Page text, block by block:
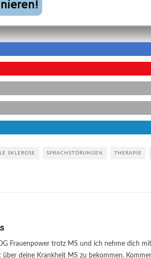
SKLEROSE SPRACHSTÖRUNGEN THERAPIE
Frauenpower trotz MS und ich nehme dich
über deine Krankheit MS zu bekommen.